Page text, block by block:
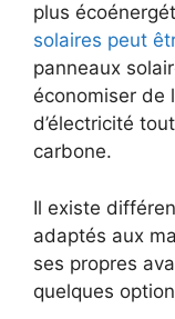
plus
solaires peut
panneaux
économiser de
d’électricité
carbone.
Il existe
adaptés aux
ses propres
quelques